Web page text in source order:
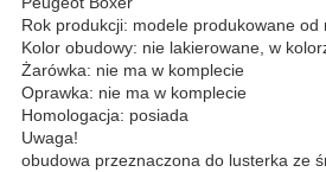
Rok produkcji: modele produkowane od
Kolor obudowy: nie lakierowane, w
Żarówka: nie ma w komplecie
Oprawka: nie ma w komplecie
Homologacja: posiada
Uwaga!
obudowa przeznaczona do lusterka ze